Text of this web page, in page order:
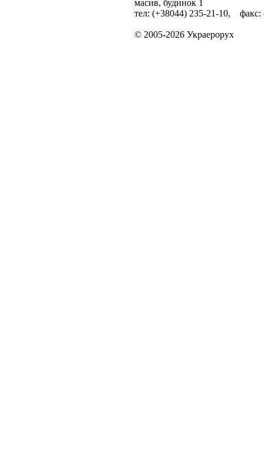
масив, будинок 1
тел: (+38044) 235-21-10, факс:
© 2005-2026 Украерорух